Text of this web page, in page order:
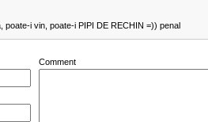
poate-i vin, poate-i PIPI DE RECHIN =)) penal
Comment